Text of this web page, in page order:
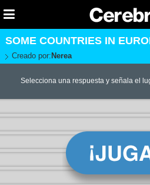
SOME COUNTRIES IN
Creado por: Nerea
Selecciona una respuesta y señala el